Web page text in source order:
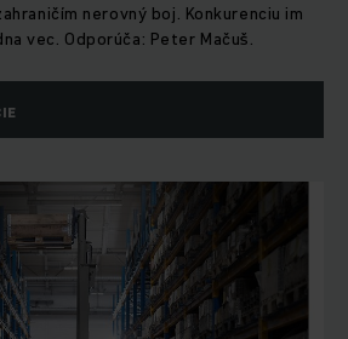
nerovný boj. Konkurenciu im
vec. Odporúča: Peter Mačuš.